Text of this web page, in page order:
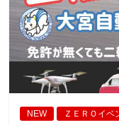
NEW ＺＥＲＯイベ